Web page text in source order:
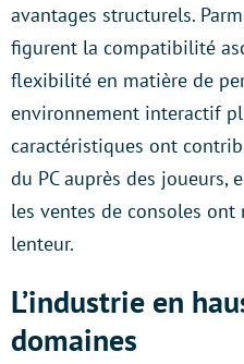
avantages structurels.
figurent la compatibilité
flexibilité en matière de
environnement interactif
caractéristiques ont
du PC auprès des joueurs,
les ventes de consoles
lenteur.
L’industrie en
domaines